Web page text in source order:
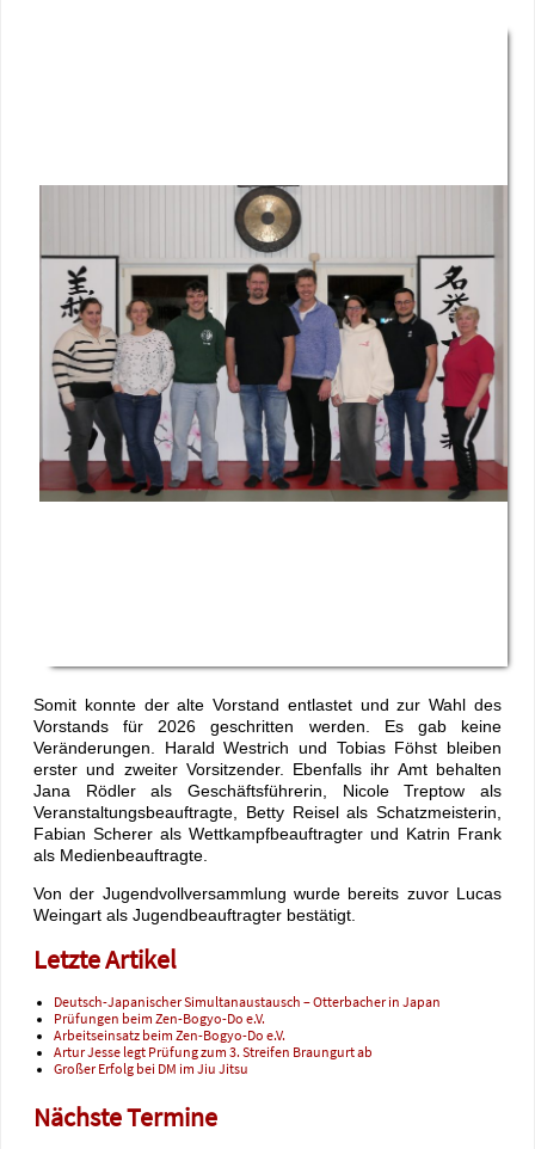
Somit konnte der alte Vorstand entlastet und zur Wahl des
Vorstands für 2026 geschritten werden. Es gab keine
Veränderungen. Harald Westrich und Tobias Föhst bleiben
erster und zweiter Vorsitzender. Ebenfalls ihr Amt behalten
Jana Rödler als Geschäftsführerin, Nicole Treptow als
Veranstaltungsbeauftragte, Betty Reisel als Schatzmeisterin,
Fabian Scherer als Wettkampfbeauftragter und Katrin Frank
als Medienbeauftragte.
Von der Jugendvollversammlung wurde bereits zuvor Lucas
Weingart als Jugendbeauftragter bestätigt.
Letzte Artikel
Deutsch-Japanischer Simultanaustausch – Otterbacher in Japan
Prüfungen beim Zen-Bogyo-Do e.V.
Arbeitseinsatz beim Zen-Bogyo-Do e.V.
Artur Jesse legt Prüfung zum 3. Streifen Braungurt ab
Großer Erfolg bei DM im Jiu Jitsu
Nächste Termine